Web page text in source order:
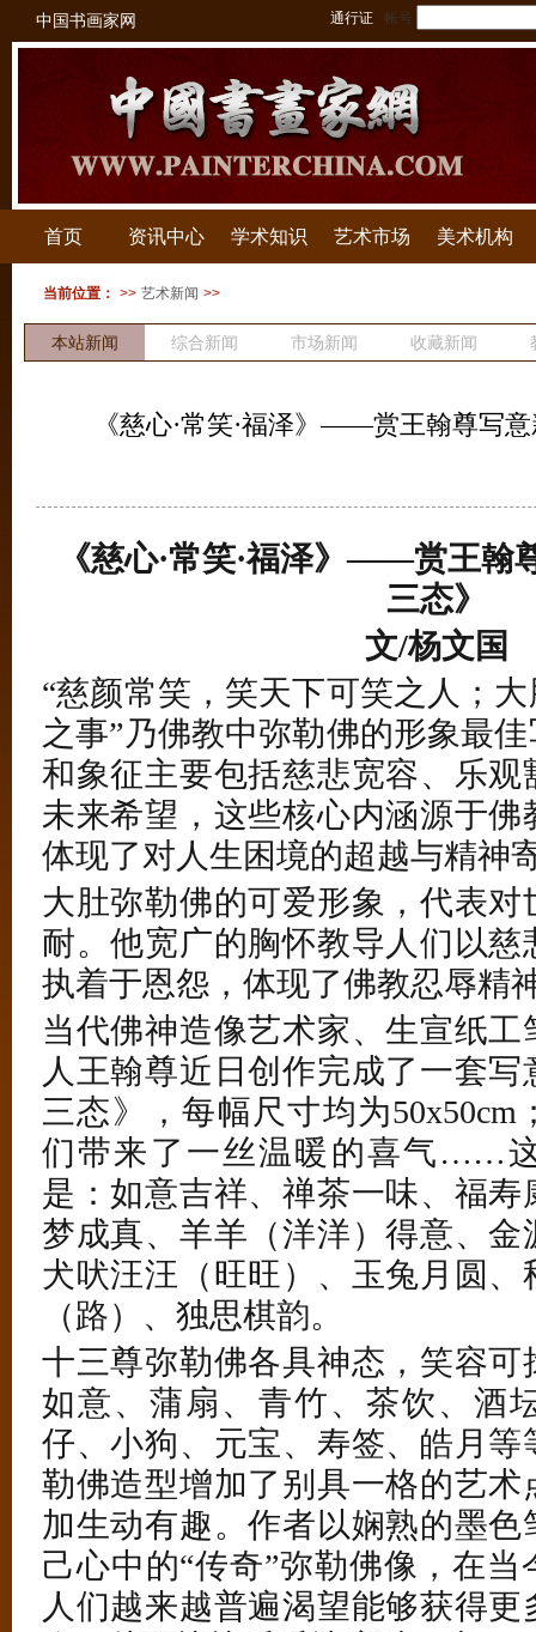
中国书画家网 通行证 帐号
首页 资讯中心 学术知识 艺术市场 美术机构
当前位置： >> 艺术新闻 >>
本站新闻 综合新闻 市场新闻 收藏新闻
《慈心·常笑·福泽》——赏王翰尊写
《慈心·常笑·福泽》——赏王翰
三态》
文/杨文国
“慈颜常笑，笑天下可笑之人；
之事”乃佛教中弥勒佛的形象最
和象征主要包括慈悲宽容、乐
未来希望，这些核心内涵源于
体现了对人生困境的超越与精神
大肚弥勒佛的可爱形象，代表
耐。他宽广的胸怀教导人们以
执着于恩怨，体现了佛教忍辱精
当代佛神造像艺术家、生宣纸
人王翰尊近日创作完成了一套
三态》，每幅尺寸均为
们带来了一丝温暖的喜气……
是：如意吉祥、禅茶一味、福
梦成真、羊羊（洋洋）得意、
犬吠汪汪（旺旺）、玉兔月圆
（路）、独思棋韵。
十三尊弥勒佛各具神态，笑容
如意、蒲扇、青竹、茶饮、酒
仔、小狗、元宝、寿签、皓月
勒佛造型增加了别具一格的艺
加生动有趣。作者以娴熟的墨
己心中的“传奇”弥勒佛像，在
人们越来越普遍渴望能够获得